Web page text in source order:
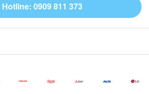
Hotline: 0909 811 373